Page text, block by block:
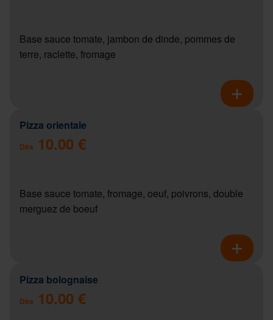
Base sauce tomate, jambon de dinde, pommes de
terre, raclette, fromage
Pizza orientale
Dès 10.00 €
Base sauce tomate, fromage, oeuf, poivrons, double
merguez de boeuf
Pizza bolognaise
Dès 10.00 €